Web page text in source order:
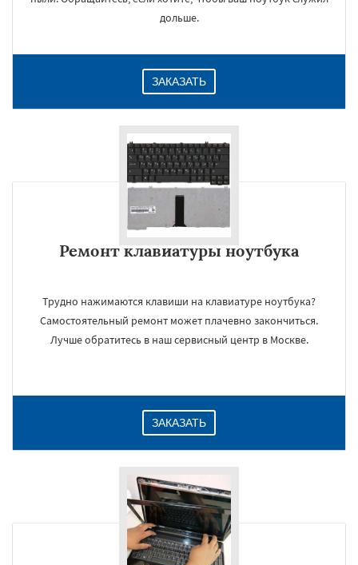
дольше.
ЗАКАЗАТЬ
Ремонт клавиатуры ноутбука
Трудно нажимаются клавиши на клавиатуре ноутбука?
Самостоятельный ремонт может плачевно закончиться.
Лучше обратитесь в наш сервисный центр в Москве.
ЗАКАЗАТЬ